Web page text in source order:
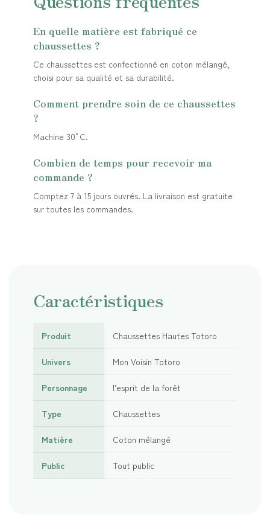
En quelle matière est fabriqué ce
chaussettes ?
Ce chaussettes est confectionné en coton mélangé,
choisi pour sa qualité et sa durabilité.
Comment prendre soin de ce chaussettes
?
Machine 30°C.
Combien de temps pour recevoir ma
commande ?
Comptez 7 à 15 jours ouvrés. La livraison est gratuite
sur toutes les commandes.
Caractéristiques
Produit Chaussettes Hautes Totoro
Univers Mon Voisin Totoro
Personnage l’esprit de la forêt
Type Chaussettes
Matière Coton mélangé
Public Tout public